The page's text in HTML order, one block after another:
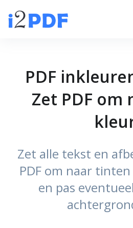
PDF
Zet PDF om
Zet alle tekst en
PDF om naar
en pas